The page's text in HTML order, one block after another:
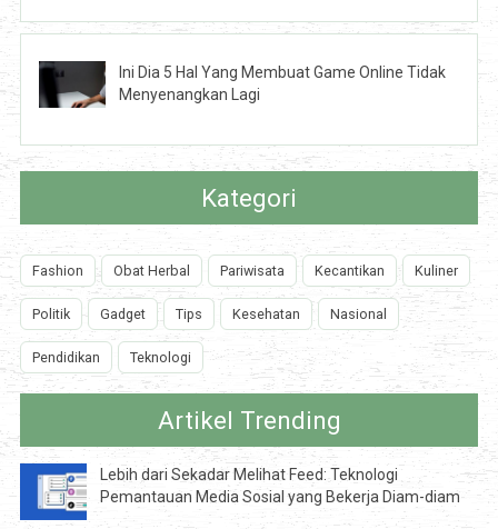
Ini Dia 5 Hal Yang Membuat Game Online Tidak
Menyenangkan Lagi
Kategori
Fashion Obat Herbal Pariwisata Kecantikan Kuliner
Politik Gadget Tips Kesehatan Nasional
Pendidikan Teknologi
Artikel Trending
Lebih dari Sekadar Melihat Feed: Teknologi
Pemantauan Media Sosial yang Bekerja Diam-diam